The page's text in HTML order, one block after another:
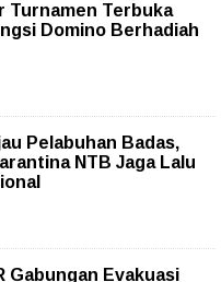
Turnamen Terbuka
Domino Berhadiah
Pelabuhan Badas,
NTB Jaga Lalu
Gabungan Evakuasi